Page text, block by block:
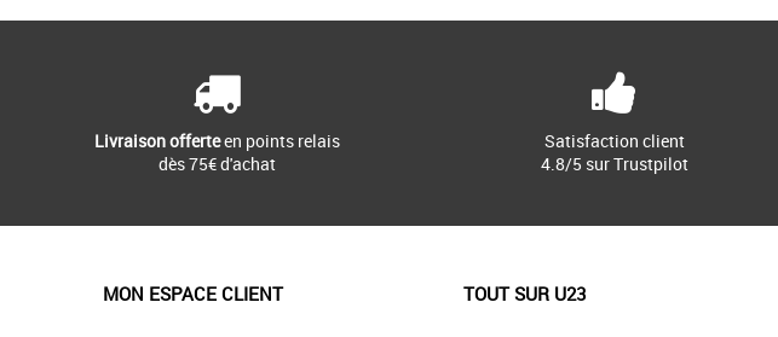
Livraison offerteen points relais
dès 75€ d'achat
Satisfaction client
4.8/5 sur Trustpilot
MON ESPACE CLIENT TOUT SUR U23